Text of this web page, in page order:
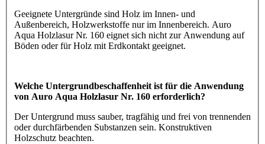
Geeignete Untergründe sind Holz im Innen- und
Außenbereich, Holzwerkstoffe nur im Innenbereich. Auro
Aqua Holzlasur Nr. 160 eignet sich nicht zur Anwendung auf
Böden oder für Holz mit Erdkontakt geeignet.
Welche Untergrundbeschaffenheit ist für die Anwendung
von Auro Aqua Holzlasur Nr. 160 erforderlich?
Der Untergrund muss sauber, tragfähig und frei von trennenden
oder durchfärbenden Substanzen sein. Konstruktiven
Holzschutz beachten.